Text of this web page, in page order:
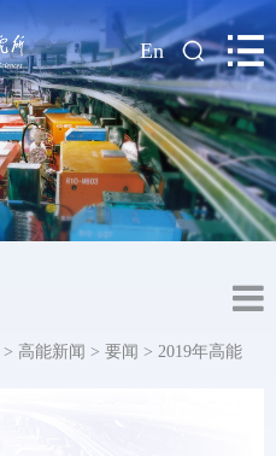
| En
> 高能新闻 > 要闻 > 2019年高能